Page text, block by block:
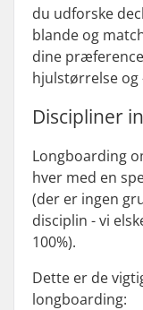
du udforske
blande og
dine
hjulstørrelse og
Discipliner
Longboarding
hver med en
(der er ingen
disciplin - vi
100%).
Dette er de
longboarding: